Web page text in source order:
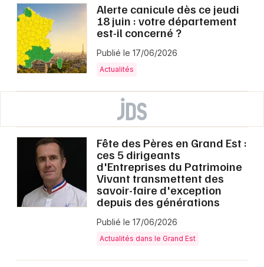
Alerte canicule dès ce jeudi
18 juin : votre département
est-il concerné ?
Publié le 17/06/2026
Actualités
Fête des Pères en Grand Est :
ces 5 dirigeants
d'Entreprises du Patrimoine
Vivant transmettent des
savoir-faire d'exception
depuis des générations
Publié le 17/06/2026
Actualités dans le Grand Est